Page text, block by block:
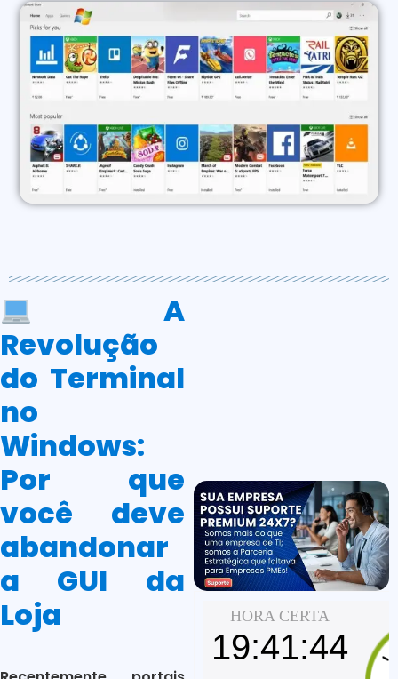
A
Revolução
do Terminal
no
Windows:
Por que
você deve
abandonar
a GUI da
Loja